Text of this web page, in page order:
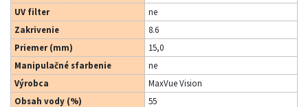
UV filter
ne
Zakrivenie
8.6
Priemer (mm)
15,0
Manipulačné sfarbenie
ne
Výrobca
MaxVue Vision
Obsah vody (%)
55